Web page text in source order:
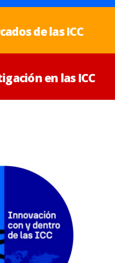
de las ICC
en las ICC